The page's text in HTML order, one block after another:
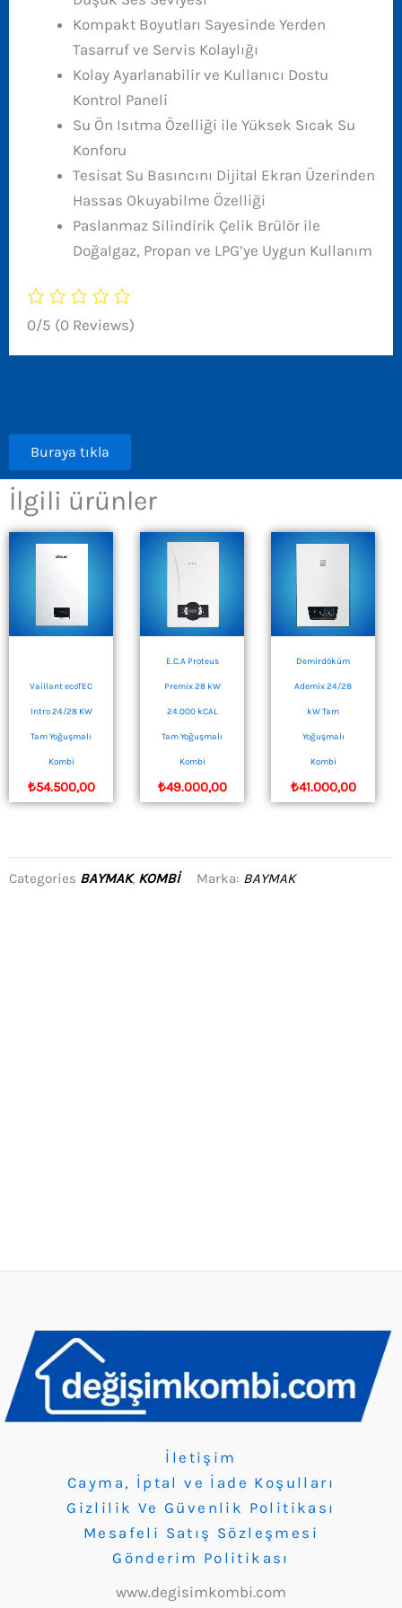
Kompakt Boyutları Sayesinde Yerden
Tasarruf ve Servis Kolaylığı
Kolay Ayarlanabilir ve Kullanıcı Dostu
Kontrol Paneli
Su Ön Isıtma Özelliği ile Yüksek Sıcak Su
Konforu
Tesisat Su Basıncını Dijital Ekran Üzerinden
Hassas Okuyabilme Özelliği
Paslanmaz Silindirik Çelik Brülör ile
Doğalgaz, Propan ve LPG’ye Uygun Kullanım
0/5 (0 Reviews)
Buraya tıkla
İlgili ürünler
Vaillant ecoTEC
Intro 24/28 KW
Tam Yoğuşmalı
Kombi
₺54.500,00
E.C.A Proteus
Premix 28 kW
24.000 kCAL
Tam Yoğuşmalı
Kombi
₺49.000,00
Demirdöküm
Ademix 24/28
kW Tam
Yoğuşmalı
Kombi
₺41.000,00
Categories BAYMAK, KOMBI Marka: BAYMAK
İletişim
Cayma, İptal ve İade Koşulları
Gizlilik Ve Güvenlik Politikası
Mesafeli Satış Sözleşmesi
Gönderim Politikası
www.degisimkombi.com